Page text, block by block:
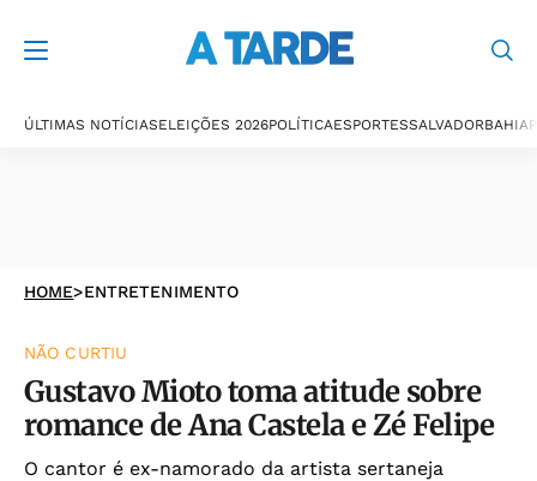
ÚLTIMAS NOTÍCIASELEIÇÕES 2026POLÍTICAESPORTESSALVADORBAHIA
HOME>ENTRETENIMENTO
NÃO CURTIU
Gustavo Mioto toma atitude sobre
romance de Ana Castela e Zé Felipe
O cantor é ex-namorado da artista sertaneja